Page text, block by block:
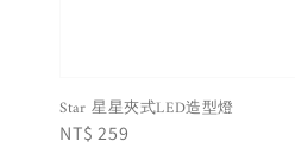
Star 星星夾式LED造型燈
Regular
NT$ 259